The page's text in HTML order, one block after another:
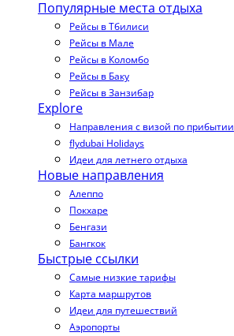
Популярные места отдыха
Рейсы в Тбилиси
Рейсы в Мале
Рейсы в Коломбо
Рейсы в Баку
Рейсы в Занзибар
Explore
Направления с визой по прибытии
flydubai Holidays
Идеи для летнего отдыха
Новые направления
Алеппо
Покхаре
Бенгази
Бангкок
Быстрые ссылки
Самые низкие тарифы
Карта маршрутов
Идеи для путешествий
Аэропорты